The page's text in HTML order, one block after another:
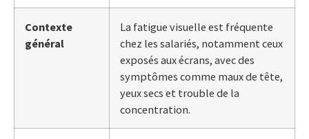
Contexte
général
La fatigue visuelle est fréquente
chez les salariés, notamment ceux
exposés aux écrans, avec des
symptômes comme maux de tête,
yeux secs et trouble de la
concentration.